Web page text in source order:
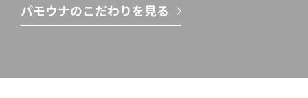
パモウナのこだわりを見る